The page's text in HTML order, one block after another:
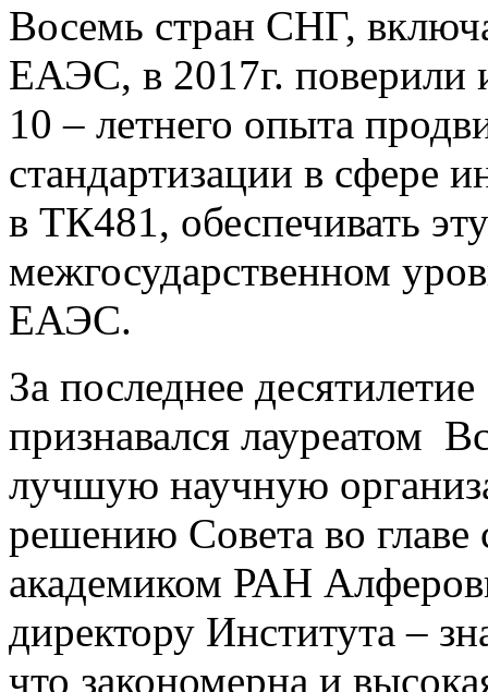
Восемь стран СНГ,
ЕАЭС, в 2017г.
10 – летнего опыта
стандартизации в сфере
в ТК481, обеспечивать
межгосударственном
ЕАЭС.
За последнее
признавался лауреатом
лучшую научную
решению Совета во главе
академиком РАН
директору Института –
что закономерна и